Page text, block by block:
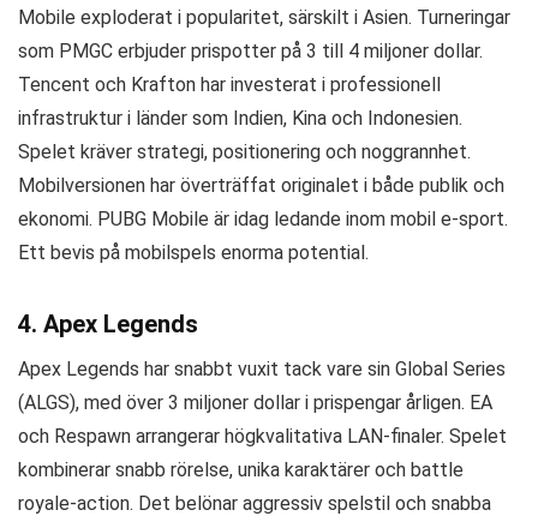
Mobile exploderat i popularitet, särskilt i Asien. Turneringar
som PMGC erbjuder prispotter på 3 till 4 miljoner dollar.
Tencent och Krafton har investerat i professionell
infrastruktur i länder som Indien, Kina och Indonesien.
Spelet kräver strategi, positionering och noggrannhet.
Mobilversionen har överträffat originalet i både publik och
ekonomi. PUBG Mobile är idag ledande inom mobil e-sport.
Ett bevis på mobilspels enorma potential.
4. Apex Legends
Apex Legends har snabbt vuxit tack vare sin Global Series
(ALGS), med över 3 miljoner dollar i prispengar årligen. EA
och Respawn arrangerar högkvalitativa LAN-finaler. Spelet
kombinerar snabb rörelse, unika karaktärer och battle
royale-action. Det belönar aggressiv spelstil och snabba